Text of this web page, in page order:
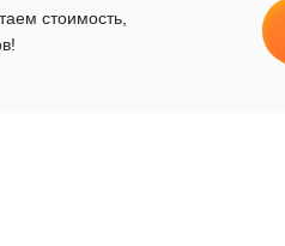
стоимость,